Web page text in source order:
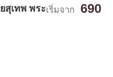
สุเทพ พระเริ่มจาก 690